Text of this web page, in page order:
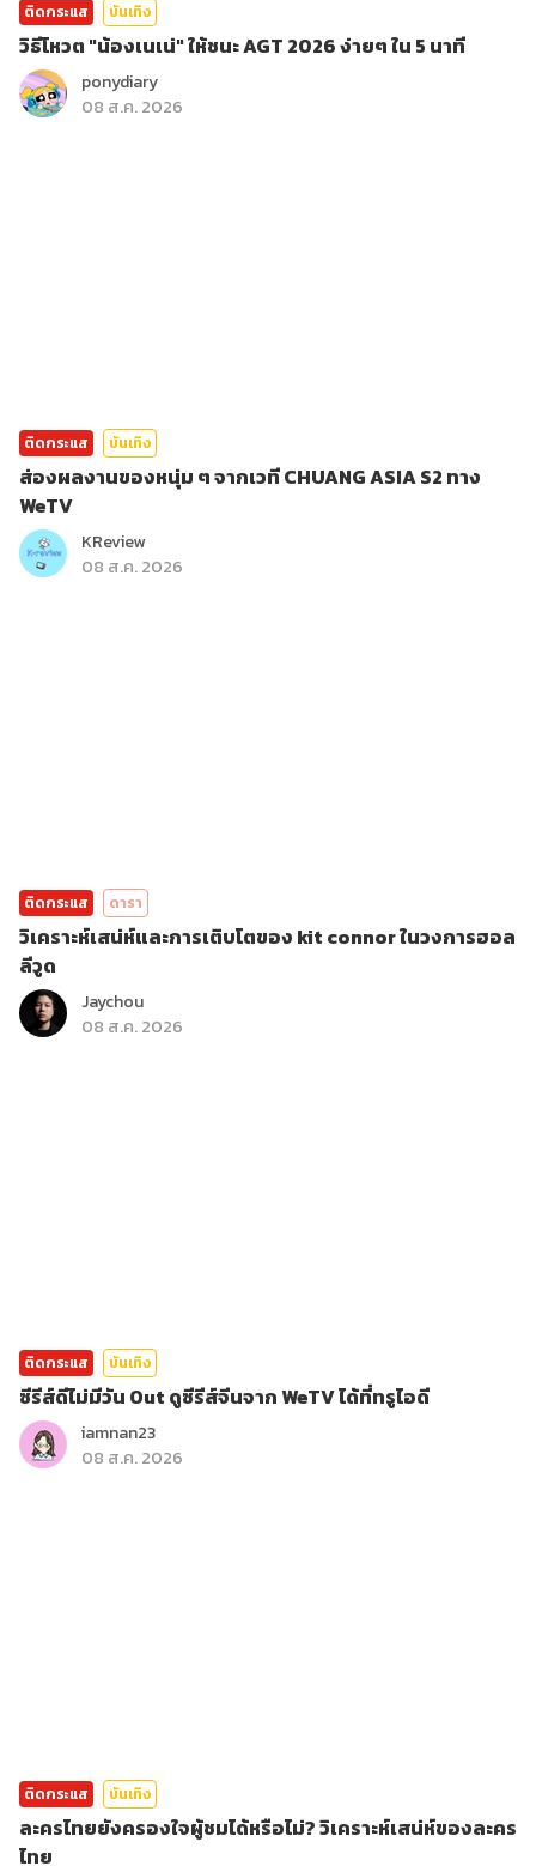
ติดกระแส บันเทิง
วิธีโหวต "น้องเนเน่" ให้ชนะ AGT 2026 ง่ายๆ ใน 5 นาที
ponydiary
08 ส.ค. 2026
ติดกระแส บันเทิง
ส่องผลงานของหนุ่ม ๆ จากเวที CHUANG ASIA S2 ทาง
WeTV
KReview
08 ส.ค. 2026
ติดกระแส ดารา
วิเคราะห์เสน่ห์และการเติบโตของ kit connor ในวงการฮอล
ลีวูด
Jaychou
08 ส.ค. 2026
ติดกระแส บันเทิง
ซีรีส์ดีไม่มีวัน Out ดูซีรีส์จีนจาก WeTV ได้ที่ทรูไอดี
iamnan23
08 ส.ค. 2026
ติดกระแส บันเทิง
ละครไทยยังครองใจผู้ชมได้หรือไม่? วิเคราะห์เสน่ห์ของละคร
ไทย